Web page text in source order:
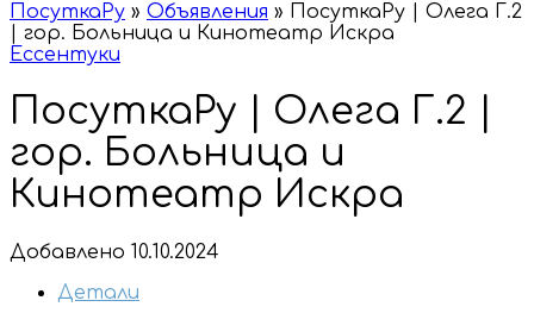
ПосуткаРу » Объявления » ПосуткаРу | Олега Г.2
| гор. Больница и Кинотеатр Искра
Ессентуки
ПосуткаРу | Олега Г.2 |
гор. Больница и
Кинотеатр Искра
Добавлено 10.10.2024
Детали